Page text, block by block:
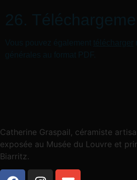
26.
Vous pouvez également télécharger
générales au format PDF.
Catherine Graspail, céramiste
exposée au Musée du Louvre et
Biarritz.